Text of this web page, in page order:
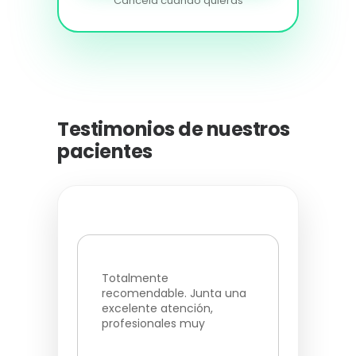
Testimonios de nuestros
pacientes
Totalmente
recomendable. Junta una
excelente atención,
profesionales muy